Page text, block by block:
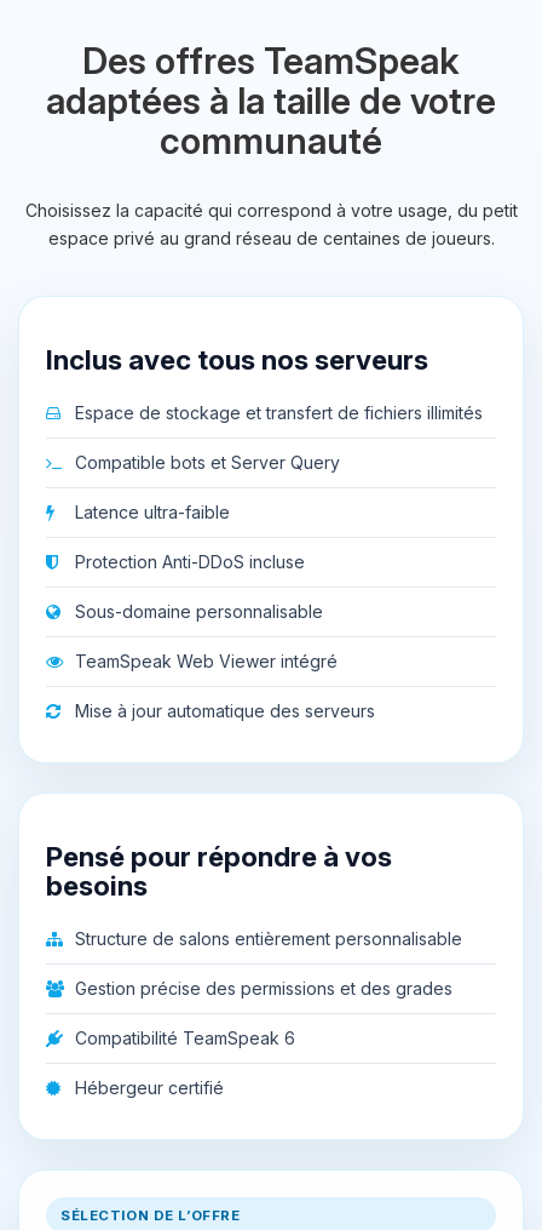
Des offres TeamSpeak
adaptées à la taille de votre
communauté
Choisissez la capacité qui correspond à votre usage, du petit
espace privé au grand réseau de centaines de joueurs.
Inclus avec tous nos serveurs
Espace de stockage et transfert de fichiers illimités
Compatible bots et Server Query
Latence ultra-faible
Protection Anti-DDoS incluse
Sous-domaine personnalisable
TeamSpeak Web Viewer intégré
Mise à jour automatique des serveurs
Pensé pour répondre à vos
besoins
Structure de salons entièrement personnalisable
Gestion précise des permissions et des grades
Compatibilité TeamSpeak 6
Hébergeur certifié
SÉLECTION DE L’OFFRE